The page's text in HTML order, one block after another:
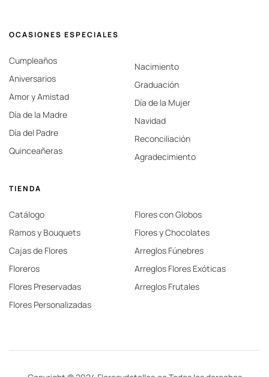
OCASIONES ESPECIALES
Cumpleaños
Aniversarios
Amor y Amistad
Día de la Madre
Día del Padre
Quinceañeras
Nacimiento
Graduación
Día de la Mujer
Navidad
Reconciliación
Agradecimiento
TIENDA
Catálogo
Ramos y Bouquets
Cajas de Flores
Floreros
Flores Preservadas
Flores Personalizadas
Flores con Globos
Flores y Chocolates
Arreglos Fúnebres
Arreglos Flores Exóticas
Arreglos Frutales